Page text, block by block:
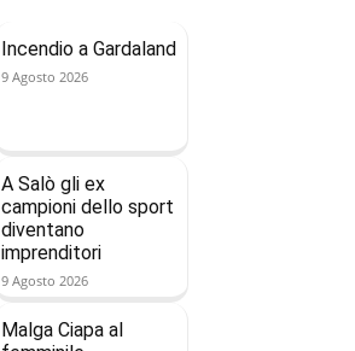
Incendio a Gardaland
9 Agosto 2026
A Salò gli ex
campioni dello sport
diventano
imprenditori
9 Agosto 2026
Malga Ciapa al